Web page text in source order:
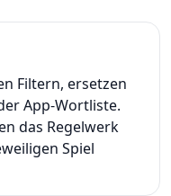
Filtern, ersetzen
App-Wortliste.
das Regelwerk
Spiel